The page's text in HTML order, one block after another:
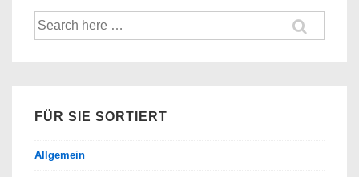
Banken
Suche
nach:
FÜR SIE SORTIERT
Allgemein